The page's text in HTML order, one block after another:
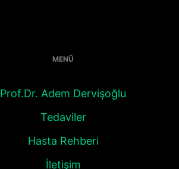
MENÜ
Prof.Dr. Adem Dervişoğlu
Tedaviler
Hasta Rehberi
İletişim